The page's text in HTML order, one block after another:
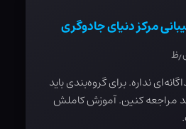
مرکز دنیای جادوگری
نداره. برای گروه‌بندی باید
مراجعه کنین. آموزش کاملش